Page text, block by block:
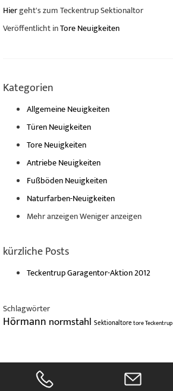
Hiergeht's zum Teckentrup Sektionaltor
Veröffentlicht inTore Neuigkeiten
Kategorien
Allgemeine Neuigkeiten
Türen Neuigkeiten
Tore Neuigkeiten
Antriebe Neuigkeiten
Fußböden Neuigkeiten
Naturfarben-Neuigkeiten
Mehr anzeigenWeniger anzeigen
kürzliche Posts
Teckentrup Garagentor-Aktion 2012
Schlagwörter
Hörmann normstahl SektionaltoretoreTeckentrup